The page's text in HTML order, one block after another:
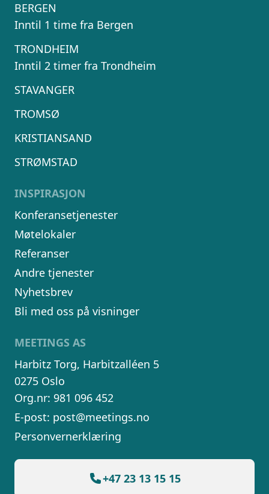
BERGEN
Inntil 1 time fra Bergen
TRONDHEIM
Inntil 2 timer fra Trondheim
STAVANGER
TROMSØ
KRISTIANSAND
STRØMSTAD
INSPIRASJON
Konferansetjenester
Møtelokaler
Referanser
Andre tjenester
Nyhetsbrev
Bli med oss på visninger
MEETINGS AS
Harbitz Torg, Harbitzalléen 5
0275 Oslo
Org.nr: 981 096 452
E-post: post@meetings.no
Personvernerklæring
+47 23 13 15 15